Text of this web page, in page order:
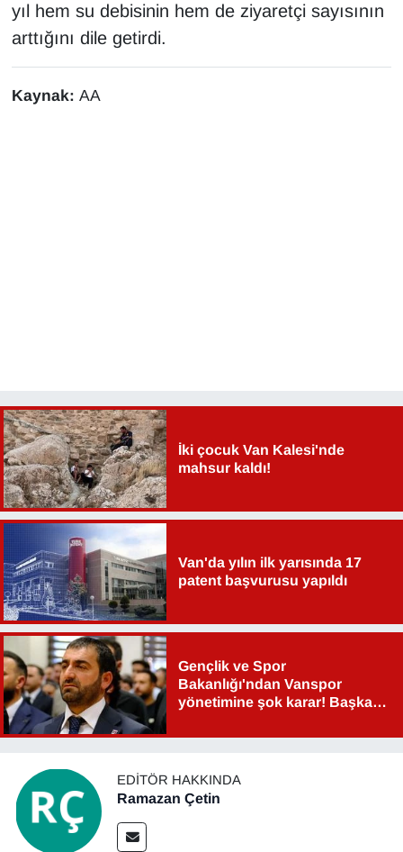
yıl hem su debisinin hem de ziyaretçi sayısının
arttığını dile getirdi.
Kaynak: AA
İki çocuk Van Kalesi'nde
mahsur kaldı!
Van'da yılın ilk yarısında 17
patent başvurusu yapıldı
Gençlik ve Spor
Bakanlığı'ndan Vanspor
yönetimine şok karar! Başkan
EDITÖR HAKKINDA
Ramazan Çetin
YEREL